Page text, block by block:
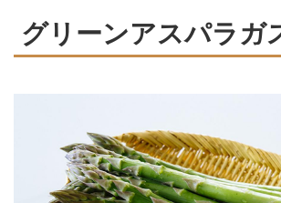
グリーンアスパラガ